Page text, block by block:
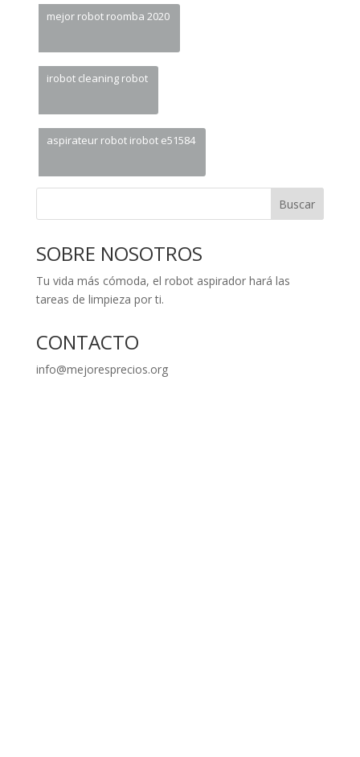
mejor robot roomba 2020
irobot cleaning robot
aspirateur robot irobot e51584
Buscar
SOBRE NOSOTROS
Tu vida más cómoda, el robot aspirador hará las
tareas de limpieza por ti.
CONTACTO
info@mejoresprecios.org